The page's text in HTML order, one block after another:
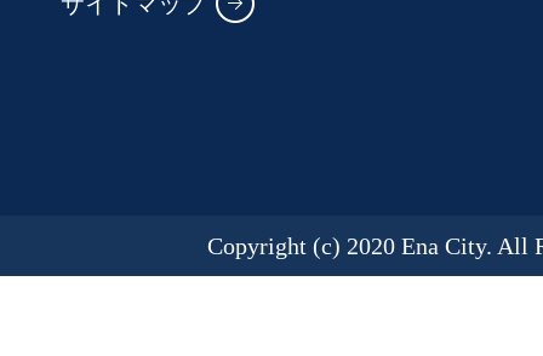
Copyright (c) 2020 Ena City. All